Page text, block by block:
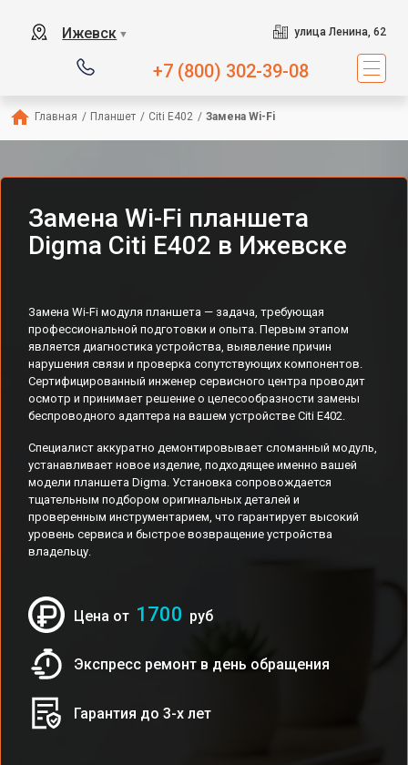
Ижевск ▼ улица Ленина, 62
+7 (800) 302-39-08
Главная / Планшет / Citi E402 / Замена Wi-Fi
Замена Wi-Fi планшета
Digma Citi E402 в Ижевске
Замена Wi-Fi модуля планшета — задача, требующая
профессиональной подготовки и опыта. Первым этапом
является диагностика устройства, выявление причин
нарушения связи и проверка сопутствующих компонентов.
Сертифицированный инженер сервисного центра проводит
осмотр и принимает решение о целесообразности замены
беспроводного адаптера на вашем устройстве Citi E402.
Специалист аккуратно демонтировывает сломанный модуль,
устанавливает новое изделие, подходящее именно вашей
модели планшета Digma. Установка сопровождается
тщательным подбором оригинальных деталей и
проверенным инструментарием, что гарантирует высокий
уровень сервиса и быстрое возвращение устройства
владельцу.
Цена от 1700 руб
Экспресс ремонт в день обращения
Гарантия до 3-х лет